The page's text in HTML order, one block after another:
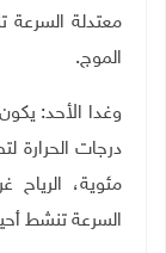
معتدلة السرعة
الموج.
وغدا الأحد:
مئوية، الرياح
السرعة تنشط